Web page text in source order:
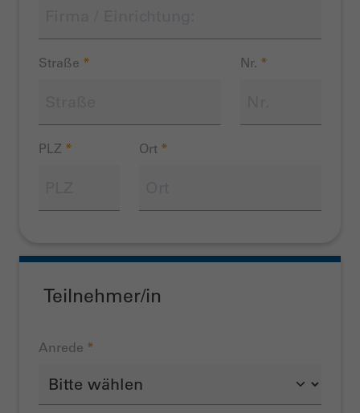
Straße * Nr. *
PLZ * Ort *
Teilnehmer/in
Anrede *